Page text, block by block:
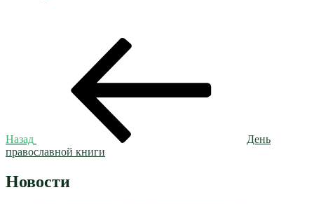
Назад
День
православной книги
Новости